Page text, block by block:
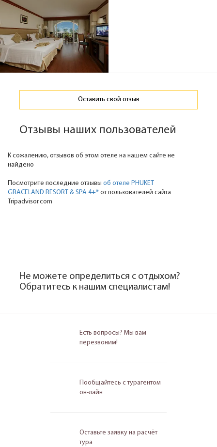
Оставить свой отзыв
Отзывы наших пользователей
К сожалению, отзывов об этом отеле на нашем сайте не
найдено
Посмотрите последние отзывы об отеле PHUKET
GRACELAND RESORT & SPA 4+* от пользователей сайта
Tripadvisor.com
Не можете определиться с отдыхом?
Обратитесь к нашим специалистам!
Есть вопросы? Мы вам
перезвоним!
Пообщайтесь с турагентом
он-лайн
Оставьте заявку на расчёт
тура